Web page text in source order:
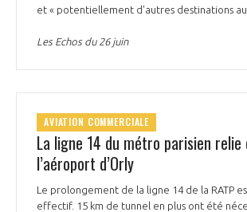
et « potentiellement d'autres destinations
Les Echos du 26 juin
AVIATION COMMERCIALE
La ligne 14 du métro parisien relie
l’aéroport d’Orly
Le prolongement de la ligne 14 de la RATP
effectif. 15 km de tunnel en plus ont été